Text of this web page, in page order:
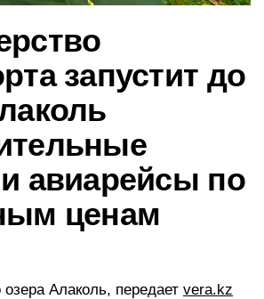
запустит до
авиарейсы по
ценам
Алаколь, передает vera.kz